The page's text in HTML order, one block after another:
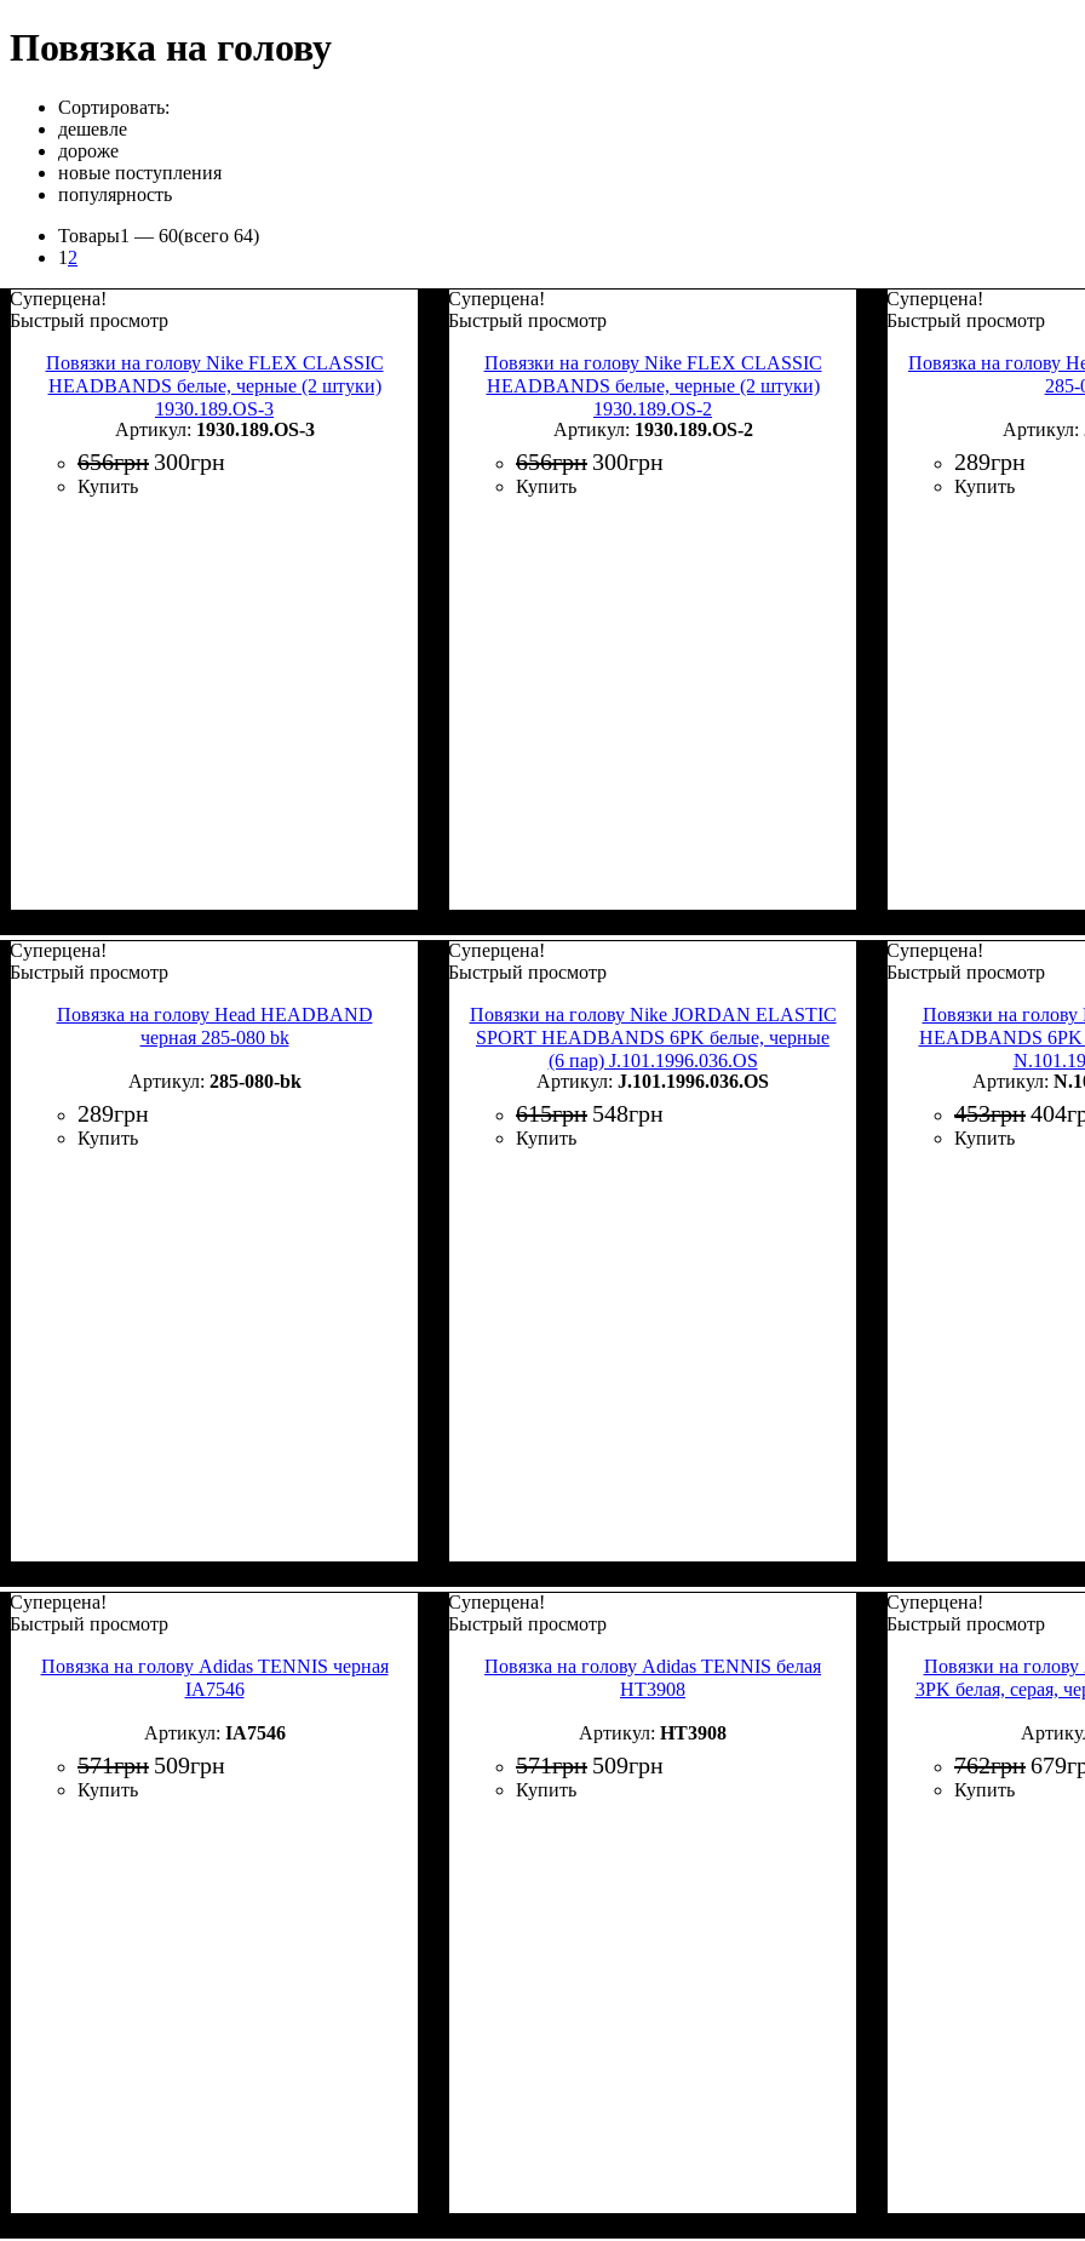
Повязка на голову
Сортировать:
дешевле
дороже
новые поступления
популярность
Товары1 — 60(всего 64)
1 2
Суперцена!
Быстрый просмотр
Повязки на голову Nike FLEX CLASSIC
HEADBANDS белые, черные (2 штуки)
1930.189.OS-3
1930.189.OS-3
656грн 300грн
Купить
Суперцена!
Быстрый просмотр
Повязки на голову Nike FLEX CLASSIC
HEADBANDS белые, черные (2 штуки)
1930.189.OS-2
1930.189.OS-2
656грн 300грн
Купить
Суперцена!
Быстрый просмотр
Повязка на голову
289грн
Купить
Суперцена!
Быстрый просмотр
Повязка на голову Head HEADBAND
черная 285-080 bk
285-080-bk
289грн
Купить
Суперцена!
Быстрый просмотр
Повязки на голову Nike JORDAN ELASTIC
SPORT HEADBANDS 6PK белые, черные
(6 пар) J.101.1996.036.OS
J.101.1996.036.OS
615грн 548грн
Купить
Суперцена!
Быстрый просмотр
Повязки на
HEADBANDS 6PK
453грн404
Купить
Суперцена!
Быстрый просмотр
Повязка на голову Adidas TENNIS черная
IA7546
IA7546
571грн 509грн
Купить
Суперцена!
Быстрый просмотр
Повязка на голову Adidas TENNIS белая
HT3908
HT3908
571грн 509грн
Купить
Суперцена!
Быстрый просмотр
Повязки на
3PK белая, серая,
762грн679
Купить